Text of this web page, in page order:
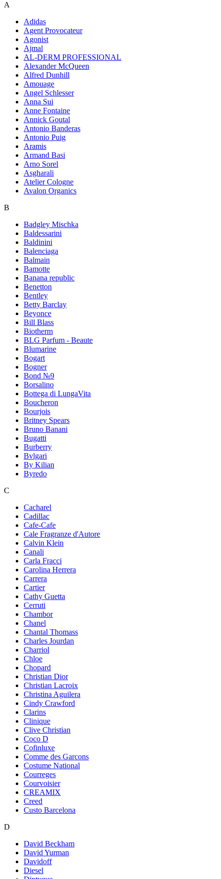
A
Adidas
Agent Provocateur
Agonist
Ajmal
AL-DERM PROFESSIONAL
Alexander McQueen
Alfred Dunhill
Amouage
Angel Schlesser
Anna Sui
Anne Fontaine
Annick Goutal
Antonio Banderas
Antonio Puig
Aramis
Armand Basi
Arno Sorel
Asgharali
Atelier Cologne
Avalon Organics
B
Badgley Mischka
Baldessarini
Baldinini
Balenciaga
Balmain
Bamotte
Banana republic
Benetton
Bentley
Betty Barclay
Beyonce
Bill Blass
Biotherm
BLG Parfum - Beaute
Blumarine
Bogart
Bogner
Bond №9
Borsalino
Bottega di LungaVita
Boucheron
Bourjois
Britney Spears
Bruno Banani
Bugatti
Burberry
Bvlgari
By Kilian
Byredo
C
Cacharel
Cadillac
Cafe-Cafe
Cale Fragranze d'Autore
Calvin Klein
Canali
Carla Fracci
Carolina Herrera
Carrera
Cartier
Cathy Guetta
Cerruti
Chambor
Chanel
Chantal Thomass
Charles Jourdan
Charriol
Chloe
Chopard
Christian Dior
Christian Lacroix
Christina Aguilera
Cindy Crawford
Clarins
Clinique
Clive Christian
Coco D
Cofinluxe
Comme des Garcons
Costume National
Courreges
Courvoisier
CREAMIX
Creed
Custo Barcelona
D
David Beckham
David Yurman
Davidoff
Diesel